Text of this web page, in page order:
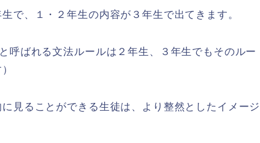
で、１・２年生の内容が３年生で出てきます。
呼ばれる文法ルールは２年生、３年生でもそのルー
見ることができる生徒は、より整然としたイメージ